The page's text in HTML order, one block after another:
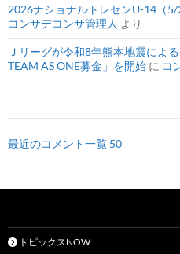
2026ナショナルトレセンU-14（
コンサデコンサ管理人 より
Ｊリーグが令和8年熊本地震によ
TEAM AS ONE募金」を開始 に コ
最近のコメント一覧 50
トピックスNOW